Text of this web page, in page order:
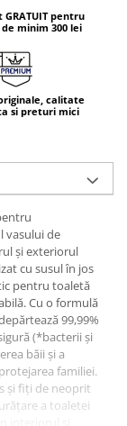
GRATUIT pentru
minim 300 lei
calitate
si preturi mici
vasului de
și exteriorul
cu susul în jos
pentru toaletă
Cu o formulă
99,99%
(*bacterii și
băii și a
familiei.
și fiți de neoprit
a toaletei